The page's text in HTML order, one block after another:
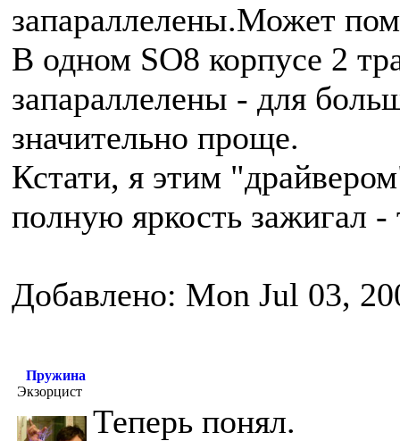
запараллелены.Может
В одном SO8 корпусе 2
запараллелены - для
значительно проще.
Кстати, я этим
полную яркость зажигал -
Добавлено: Mon Jul 03,
Пружина
Экзорцист
Теперь понял.